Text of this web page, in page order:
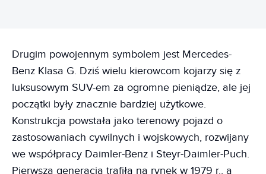
Drugim powojennym symbolem jest Mercedes-
Benz Klasa G. Dziś wielu kierowcom kojarzy się z
luksusowym SUV-em za ogromne pieniądze, ale jej
początki były znacznie bardziej użytkowe.
Konstrukcja powstała jako terenowy pojazd o
zastosowaniach cywilnych i wojskowych, rozwijany
we współpracy Daimler-Benz i Steyr-Daimler-Puch.
Pierwsza generacja trafiła na rynek w 1979 r., a